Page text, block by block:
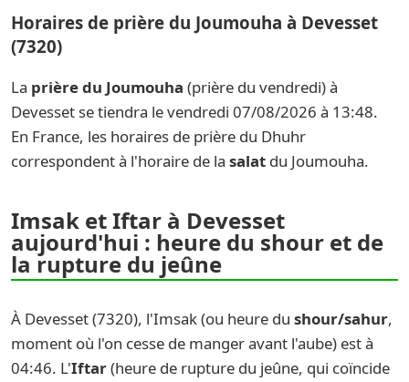
Horaires de prière du Joumouha à Devesset
(7320)
La prière du Joumouha (prière du vendredi) à
Devesset se tiendra le vendredi 07/08/2026 à 13:48.
En France, les horaires de prière du Dhuhr
correspondent à l'horaire de la salat du Joumouha.
Imsak et Iftar à Devesset
aujourd'hui : heure du shour et de
la rupture du jeûne
À Devesset (7320), l'Imsak (ou heure du shour/sahur,
moment où l'on cesse de manger avant l'aube) est à
04:46. L'Iftar(heure de rupture du jeûne, qui coïncide